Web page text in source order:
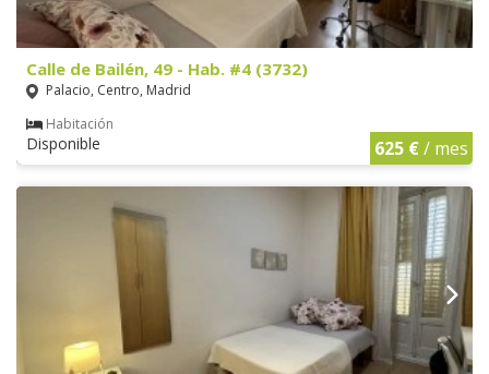
Calle de Bailén, 49 - Hab. #4 (3732)
Palacio, Centro, Madrid
Habitación
Disponible 625 €/ mes